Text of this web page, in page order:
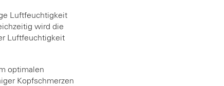
Luftfeuchtigkeit
wird die
Luftfeuchtigkeit
optimalen
Kopfschmerzen